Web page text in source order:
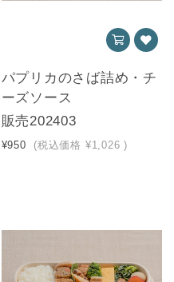
パプリカのさば詰め・チ
ーズソース
販売202403
¥950 (税込価格 ¥1,026 )